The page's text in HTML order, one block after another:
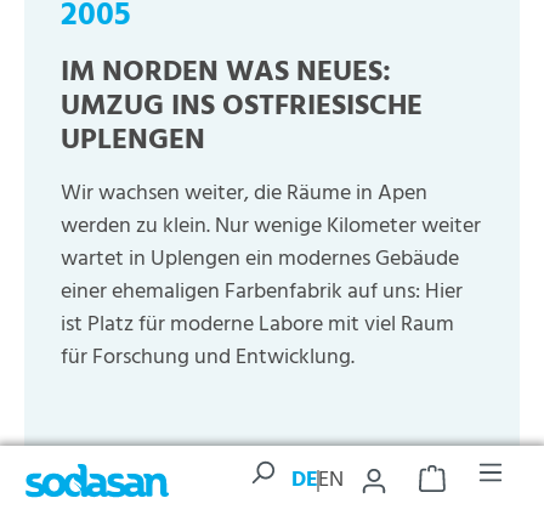
DEEN
Warenkorb
2005
IM NORDEN WAS NEUES:
UMZUG INS OSTFRIESISCHE
UPLENGEN
Wir wachsen weiter, die Räume in Apen
werden zu klein. Nur wenige Kilometer weiter
wartet in Uplengen ein modernes Gebäude
einer ehemaligen Farbenfabrik auf uns: Hier
ist Platz für moderne Labore mit viel Raum
für Forschung und Entwicklung.